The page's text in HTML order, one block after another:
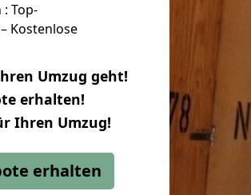
Top-
Kostenlose
Umzug geht!
erhalten!
Ihren Umzug!
erhalten